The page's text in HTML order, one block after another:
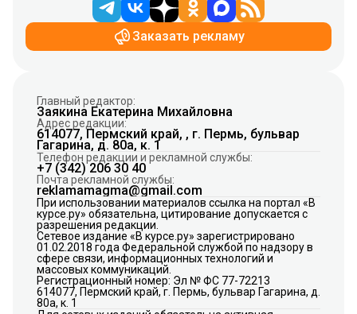
Заказать рекламу
Главный редактор:
Заякина Екатерина Михайловна
Адрес редакции:
614077, Пермский край, , г. Пермь, бульвар
Гагарина, д. 80а, к. 1
Телефон редакции и рекламной службы:
+7 (342) 206 30 40
Почта рекламной службы:
reklamamagma@gmail.com
При использовании материалов ссылка на портал «В
курсе.ру» обязательна, цитирование допускается с
разрешения редакции.
Сетевое издание «В курсе.ру» зарегистрировано
01.02.2018 года Федеральной службой по надзору в
сфере связи, информационных технологий и
массовых коммуникаций.
Регистрационный номер: Эл № ФС 77-72213
614077, Пермский край, г. Пермь, бульвар Гагарина, д.
80а, к. 1